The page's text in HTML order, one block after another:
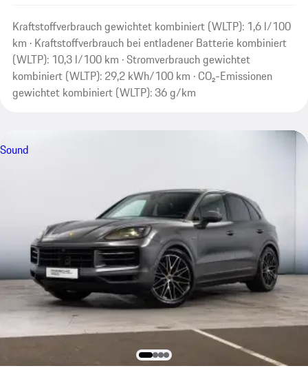
Kraftstoffverbrauch gewichtet kombiniert (WLTP): 1,6 l/100
km · Kraftstoffverbrauch bei entladener Batterie kombiniert
(WLTP): 10,3 l/100 km · Stromverbrauch gewichtet
kombiniert (WLTP): 29,2 kWh/100 km · CO₂-Emissionen
gewichtet kombiniert (WLTP): 36 g/km
Sound